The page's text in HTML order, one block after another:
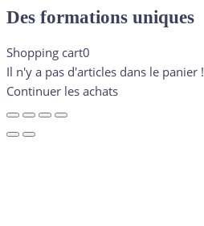
Des formations uniques
Shopping cart0
Il n'y a pas d'articles dans le panier !
Continuer les achats